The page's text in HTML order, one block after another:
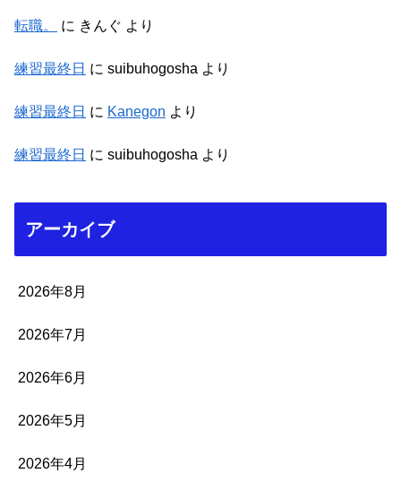
転職。 に きんぐ より
練習最終日 に suibuhogosha より
練習最終日 に Kanegon より
練習最終日 に suibuhogosha より
アーカイブ
2026年8月
2026年7月
2026年6月
2026年5月
2026年4月